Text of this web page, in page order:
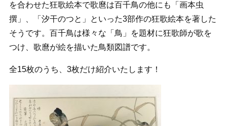
を合わせた狂歌絵本で歌麿は百千鳥の他にも「画本虫
撰」、「汐干のつと」といった3部作の狂歌絵本を著した
そうです。百千鳥は様々な「鳥」を題材に狂歌師が歌を
つけ、歌麿が絵を描いた鳥類図譜です。
全15枚のうち、3枚だけ紹介いたします！